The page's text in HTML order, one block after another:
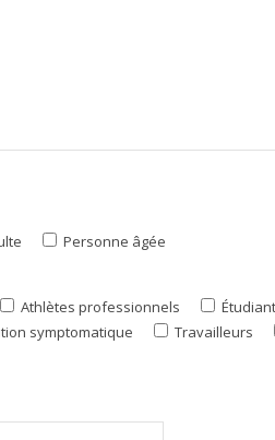
Personne âgée
Athlètes professionnels
symptomatique Travailleurs